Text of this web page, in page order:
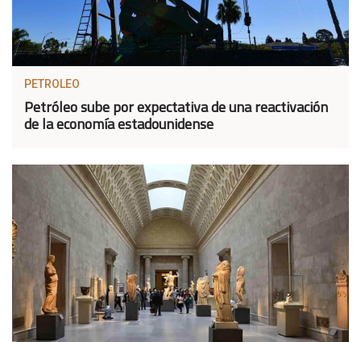
PETROLEO
Petróleo sube por expectativa de una reactivación
de la economía estadounidense